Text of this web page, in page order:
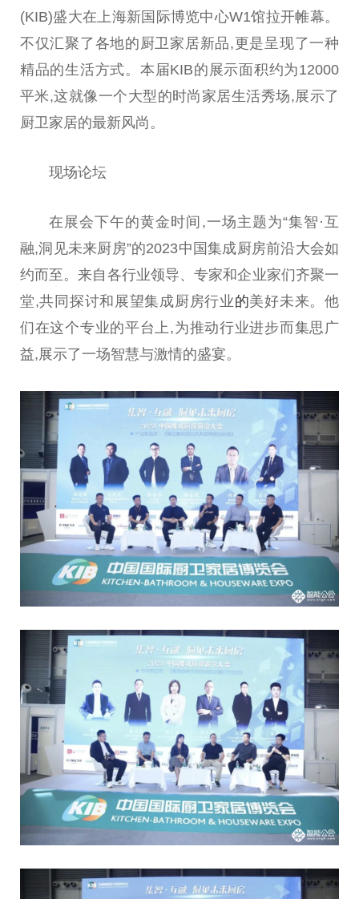
(KIB)盛大在上海新国际博览中心W1馆拉开帷幕。
不仅汇聚了各地的厨卫家居新品,更是呈现了一种
精品的生活方式。本届KIB的展示面积约为12000
平米,这就像一个大型的时尚家居生活秀场,展示了
厨卫家居的最新风尚。
现场论坛
在展会下午的黄金时间,一场主题为“集智·互
融,洞见未来厨房”的2023中国集成厨房前沿大会如
约而至。来自各行业领导、专家和企业家们齐聚一
堂,共同探讨和展望集成厨房行业的美好未来。他
们在这个专业的平台上,为推动行业进步而集思广
益,展示了一场智慧与激情的盛宴。